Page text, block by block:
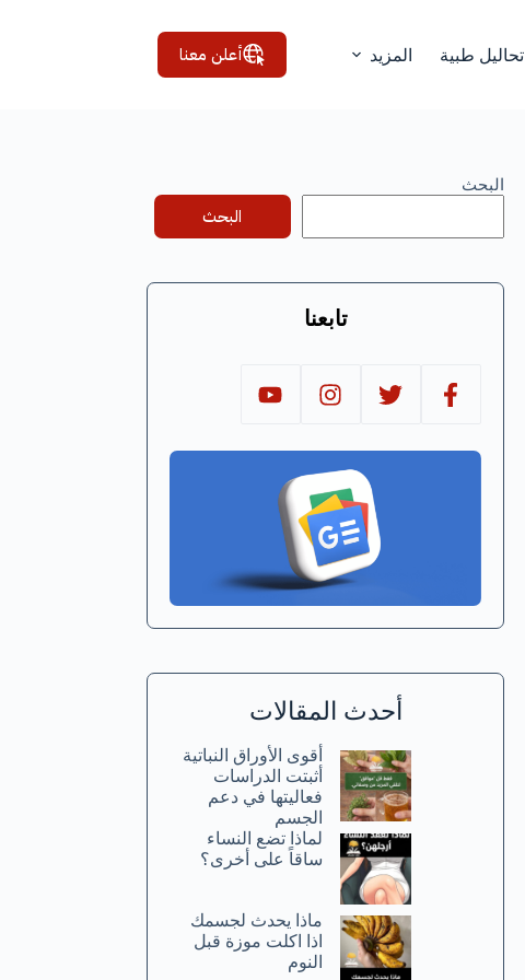
تحاليل طبية المزيد أعلن معنا
البحث
البحث
تابعنا
أحدث المقالات
أقوى الأوراق النباتية
أثبتت الدراسات
فعاليتها في دعم
الجسم
لماذا تضع النساء
ساقاً على أخرى؟
ماذا يحدث لجسمك
اذا اكلت موزة قبل
النوم